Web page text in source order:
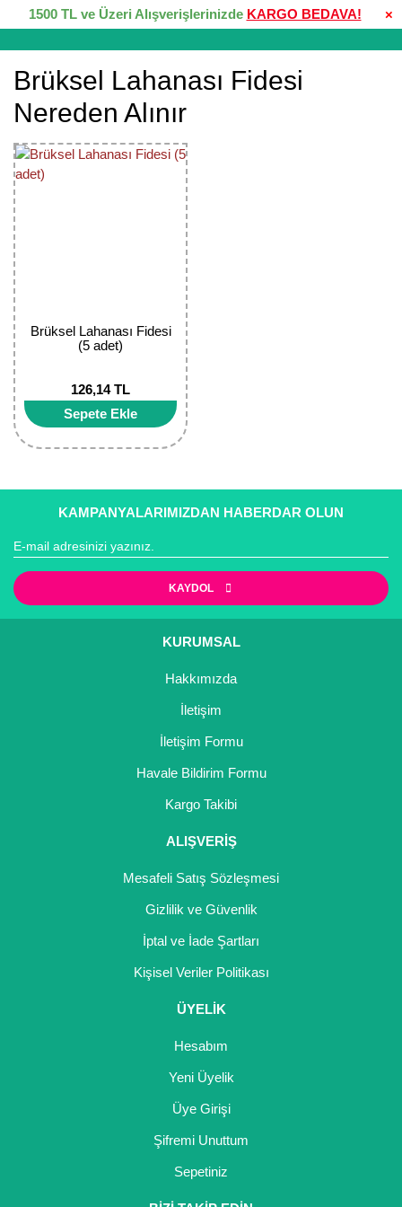
×
1500 TL ve Üzeri Alışverişlerinizde KARGO BEDAVA!
Brüksel Lahanası Fidesi
Nereden Alınır
Brüksel Lahanası Fidesi
(5 adet)
126,14 TL
Sepete Ekle
KAMPANYALARIMIZDAN HABERDAR OLUN
KAYDOL
KURUMSAL
Hakkımızda
İletişim
İletişim Formu
Havale Bildirim Formu
Kargo Takibi
ALIŞVERİŞ
Mesafeli Satış Sözleşmesi
Gizlilik ve Güvenlik
İptal ve İade Şartları
Kişisel Veriler Politikası
ÜYELİK
Hesabım
Yeni Üyelik
Üye Girişi
Şifremi Unuttum
Sepetiniz